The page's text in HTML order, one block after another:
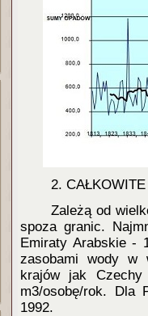
2.
Zależą od
spoza granic.
Emiraty Arabskie -
zasobami wody w
krajów jak
m3/osobę/rok. Dla
1992.